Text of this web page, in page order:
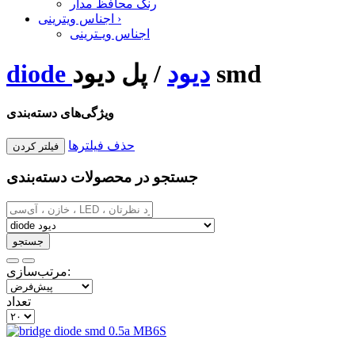
رنگ محافظ مدار
›
اجناس ویـترینی
diode دیود / پل دیود smd
ویژگی‌های دسته‌بندی
حذف فیلترها
جستجو در محصولات دسته‌بندی
مرتب‌سازی:
تعداد